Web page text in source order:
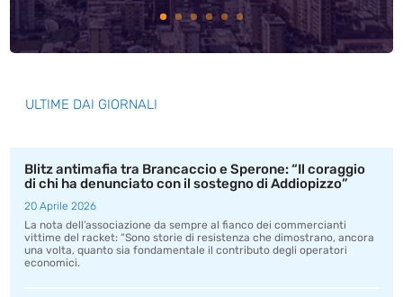
ULTIME DAI GIORNALI
Blitz antimafia tra Brancaccio e Sperone: “Il coraggio
di chi ha denunciato con il sostegno di Addiopizzo”
20 Aprile 2026
La nota dell’associazione da sempre al fianco dei commercianti
vittime del racket: “Sono storie di resistenza che dimostrano, ancora
una volta, quanto sia fondamentale il contributo degli operatori
economici.